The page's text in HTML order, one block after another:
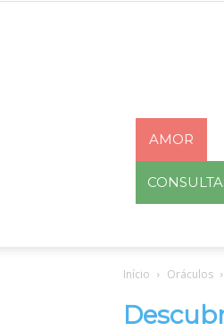
AMOR
Início Oráculos